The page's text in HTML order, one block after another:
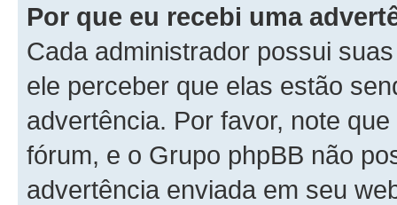
Por que eu recebi uma
Cada administrador possui
ele perceber que elas estão
advertência. Por favor, note
fórum, e o Grupo phpBB não
advertência enviada em seu